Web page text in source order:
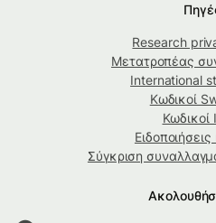
Research
Μετατροπέας
International
Κωδικοί
Κωδικοί
Ειδοποιήσεις
Σύγκριση